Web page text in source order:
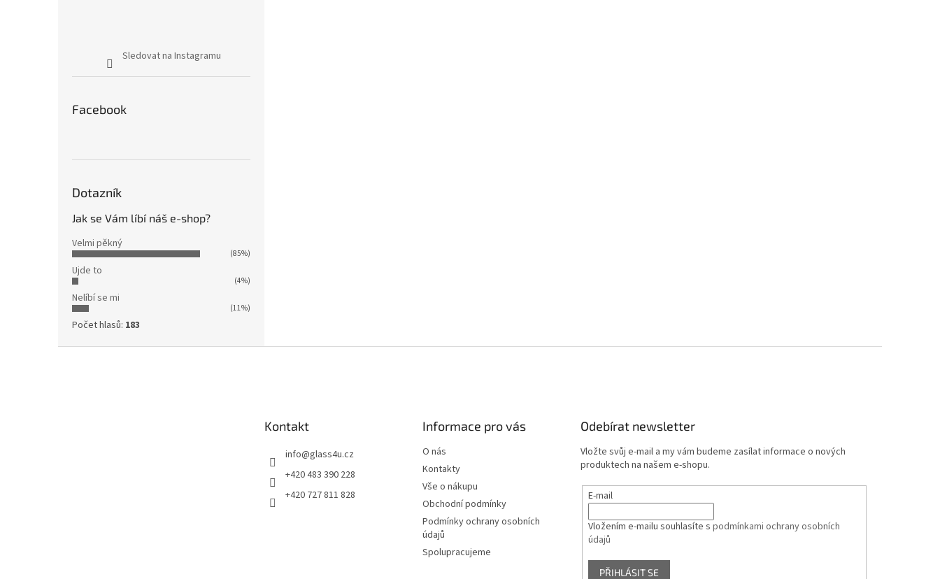
Sledovat na Instagramu
Facebook
Dotazník
Jak se Vám líbí náš e-shop?
Velmi pěkný
(85%)
Ujde to
(4%)
Nelíbí se mi
(11%)
Počet hlasů: 183
Kontakt
info@glass4u.cz
+420 483 390 228
+420 727 811 828
Informace pro vás
O nás
Kontakty
Vše o nákupu
Obchodní podmínky
Podmínky ochrany osobních
údajů
Spolupracujeme
Odebírat newsletter
Vložte svůj e-mail a my vám budeme zasílat informace o nových
produktech na našem e-shopu.
E-mail
Vložením e-mailu souhlasíte spodmínkami ochrany osobních
údajů
PŘIHLÁSIT SE